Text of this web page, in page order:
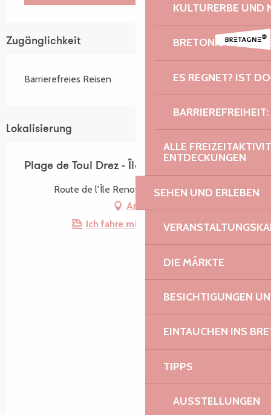
KULTURERBE UND
BRETONISCHER
ES REGNET? IST
ALLE
ENTDECKUNGEN
SEHEN UND ERLEBEN
DIE MÄRKTE
BESICHTIGUNGEN
EINTAUCHEN INS
TIPPS
AUSSTELLUNGEN
Zugänglichkeit
Barrierefreies Reisen
Lokalisierung
Plage de Toul Drez - Île Renote
Route de l'Île Renote, 22730 Trégastel
Anfahrt
Ich fahre mit dem Zug hin!